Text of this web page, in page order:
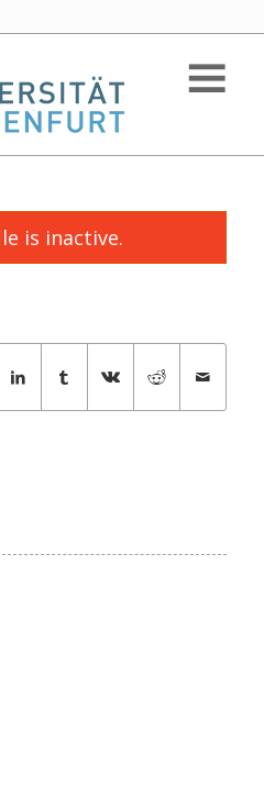
is inactive.